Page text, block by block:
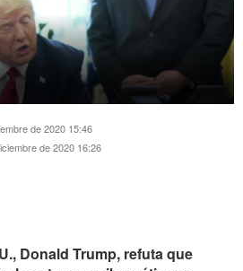
de 2020 15:46
de 2020 16:26
Donald Trump, refuta que